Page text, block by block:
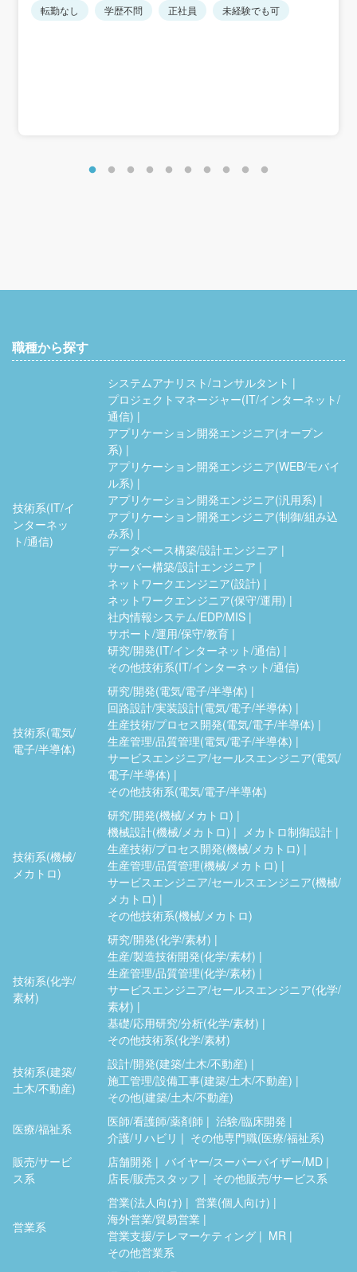
転勤なし 学歴不問 正社員 未経験でも可
職種から探す
技術系(IT/イ
ンターネッ
ト/通信)
システムアナリスト/コンサルタント
プロジェクトマネージャー(IT/インターネット/
通信)
アプリケーション開発エンジニア(オープン
系)
アプリケーション開発エンジニア(WEB/モバイ
ル系)
アプリケーション開発エンジニア(汎用系)
アプリケーション開発エンジニア(制御/組み込
み系)
データベース構築/設計エンジニア
サーバー構築/設計エンジニア
ネットワークエンジニア(設計)
ネットワークエンジニア(保守/運用)
社内情報システム/EDP/MIS
サポート/運用/保守/教育
研究/開発(IT/インターネット/通信)
その他技術系(IT/インターネット/通信)
技術系(電気/
電子/半導体)
研究/開発(電気/電子/半導体)
回路設計/実装設計(電気/電子/半導体)
生産技術/プロセス開発(電気/電子/半導体)
生産管理/品質管理(電気/電子/半導体)
サービスエンジニア/セールスエンジニア(電気/
電子/半導体)
その他技術系(電気/電子/半導体)
技術系(機械/
メカトロ)
研究/開発(機械/メカトロ)
機械設計(機械/メカトロ)
メカトロ制御設計
生産技術/プロセス開発(機械/メカトロ)
生産管理/品質管理(機械/メカトロ)
サービスエンジニア/セールスエンジニア(機械/
メカトロ)
その他技術系(機械/メカトロ)
技術系(化学/
素材)
研究/開発(化学/素材)
生産/製造技術開発(化学/素材)
生産管理/品質管理(化学/素材)
サービスエンジニア/セールスエンジニア(化学/
素材)
基礎/応用研究/分析(化学/素材)
その他技術系(化学/素材)
技術系(建築/
土木/不動産)
設計/開発(建築/土木/不動産)
施工管理/設備工事(建築/土木/不動産)
その他(建築/土木/不動産)
医療/福祉系
医師/看護師/薬剤師
治験/臨床開発
介護/リハビリ
その他専門職(医療/福祉系)
販売/サービ
ス系
店舗開発
バイヤー/スーパーバイザー/MD
店長/販売スタッフ
その他販売/サービス系
営業系
営業(法人向け)
営業(個人向け)
海外営業/貿易営業
営業支援/テレマーケティング
MR
その他営業系